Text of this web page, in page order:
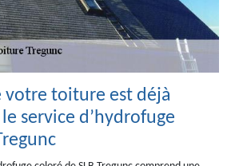
votre toiture est déjà
service d’hydrofuge